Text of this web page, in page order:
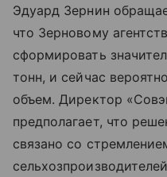
Эдуард Зернин
что Зерновому
сформировать
тонн, и сейчас
объем. Директор
предполагает, что
связано со